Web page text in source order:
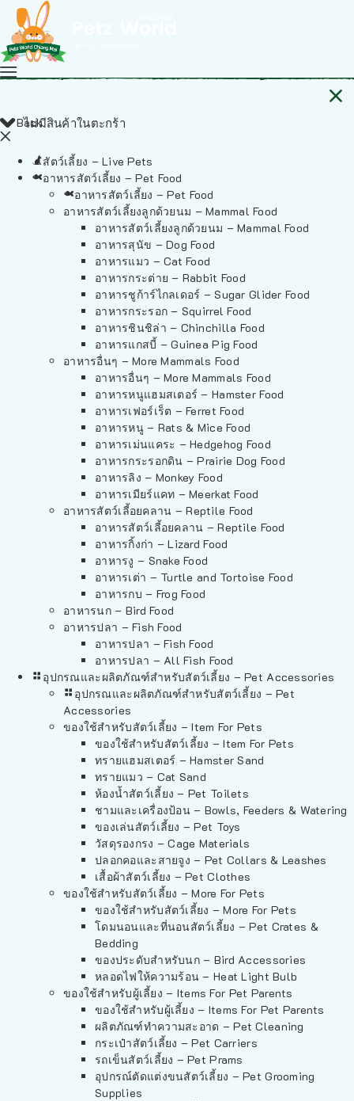
ไม่มีสินค้าในตะกร้า
Back
สัตว์เลี้ยง – Live Pets
อาหารสัตว์เลี้ยง – Pet Food
อาหารสัตว์เลี้ยง – Pet Food
อาหารสัตว์เลี้ยงลูกด้วยนม – Mammal Food
อาหารสัตว์เลี้ยงลูกด้วยนม – Mammal Food
อาหารสุนัข – Dog Food
อาหารแมว – Cat Food
อาหารกระต่าย – Rabbit Food
อาหารชูก้าร์ไกลเดอร์ – Sugar Glider Food
อาหารกระรอก – Squirrel Food
อาหารชินชิล่า – Chinchilla Food
อาหารแกสบี้ – Guinea Pig Food
อาหารอื่นๆ – More Mammals Food
อาหารอื่นๆ – More Mammals Food
อาหารหนูแฮมสเตอร์ – Hamster Food
อาหารเฟอร์เร็ต – Ferret Food
อาหารหนู – Rats & Mice Food
อาหารเม่นแคระ – Hedgehog Food
อาหารกระรอกดิน – Prairie Dog Food
อาหารลิง – Monkey Food
อาหารเมียร์แคท – Meerkat Food
อาหารสัตว์เลี้อยคลาน – Reptile Food
อาหารสัตว์เลี้อยคลาน – Reptile Food
อาหารกิ้งก่า – Lizard Food
อาหารงู – Snake Food
อาหารเต่า – Turtle and Tortoise Food
อาหารกบ – Frog Food
อาหารนก – Bird Food
อาหารปลา – Fish Food
อาหารปลา – Fish Food
อาหารปลา – All Fish Food
อุปกรณและผลิตภัณฑ์สำหรับสัตว์เลี้ยง – Pet Accessories
อุปกรณและผลิตภัณฑ์สำหรับสัตว์เลี้ยง – Pet
Accessories
ของใช้สำหรับสัตว์เลี้ยง – Item For Pets
ของใช้สำหรับสัตว์เลี้ยง – Item For Pets
ทรายแฮมสเตอร์ – Hamster Sand
ทรายแมว – Cat Sand
ห้องน้ำสัตว์เลี้ยง – Pet Toilets
ชามและเครื่องป้อน – Bowls, Feeders & Watering
ของเล่นสัตว์เลี้ยง – Pet Toys
วัสดุรองกรง – Cage Materials
ปลอกคอและสายจูง – Pet Collars & Leashes
เสื้อผ้าสัตว์เลี้ยง – Pet Clothes
ของใช้สำหรับสัตว์เลี้ยง – More For Pets
ของใช้สำหรับสัตว์เลี้ยง – More For Pets
โดมนอนและที่นอนสัตว์เลี้ยง – Pet Crates &
Bedding
ของประดับสำหรับนก – Bird Accessories
หลอดไฟให้ความร้อน – Heat Light Bulb
ของใช้สำหรับผู้เลี้ยง – Items For Pet Parents
ของใช้สำหรับผู้เลี้ยง – Items For Pet Parents
ผลิตภัณฑ์ทำความสะอาด – Pet Cleaning
กระเป๋าสัตว์เลี้ยง – Pet Carriers
รถเข็นสัตว์เลี้ยง – Pet Prams
อุปกรณ์ตัดแต่งขนสัตว์เลี้ยง – Pet Grooming
Supplies